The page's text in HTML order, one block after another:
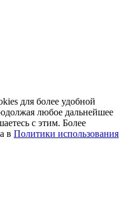
для более удобной
любое дальнейшее
с этим. Более
в Политики использования